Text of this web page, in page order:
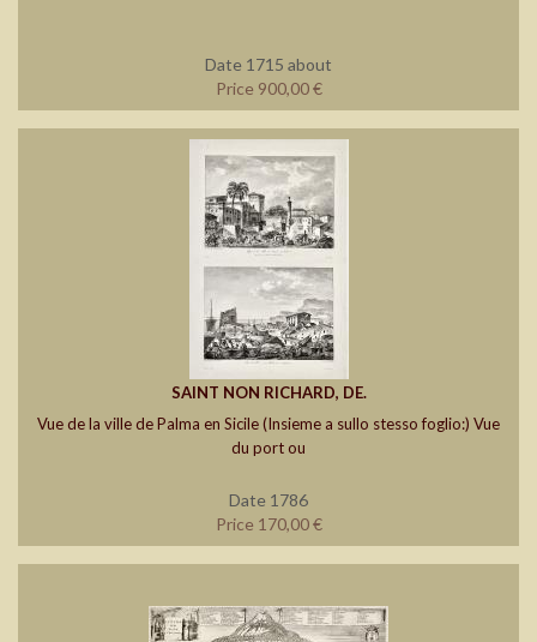
Date 1715 about
Price 900,00 €
SAINT NON RICHARD, DE.
Vue de la ville de Palma en Sicile (Insieme a sullo stesso foglio:) Vue
du port ou
Date 1786
Price 170,00 €